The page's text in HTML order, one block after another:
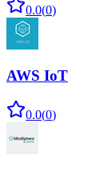
0.0(0)
AWS IoT
0.0(0)